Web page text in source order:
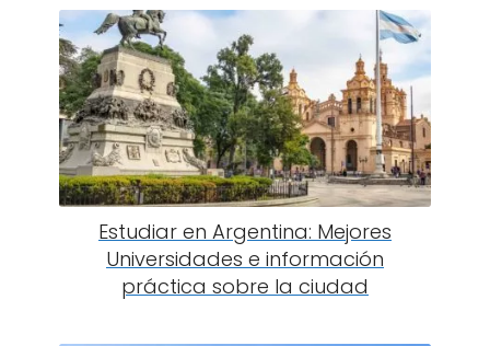
Estudiar en Argentina: Mejores
Universidades e información
práctica sobre la ciudad